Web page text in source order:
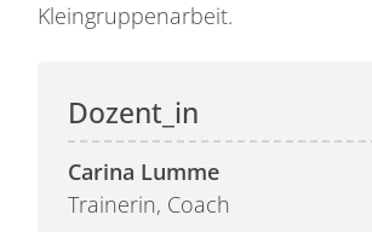
Kleingruppenarbeit.
Carina Lumme
Trainerin, Coach